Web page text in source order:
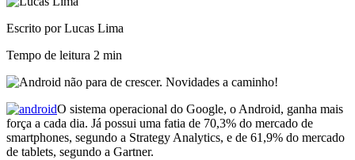
Escrito por Lucas Lima
Tempo de leitura 2 min
O sistema operacional do Google, o Android, ganha mais
força a cada dia. Já possui uma fatia de 70,3% do mercado de
smartphones, segundo a Strategy Analytics, e de 61,9% do mercado
de tablets, segundo a Gartner.